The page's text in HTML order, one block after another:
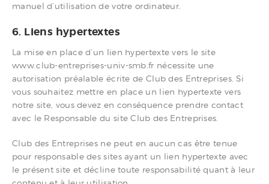
manuel d’utilisation de votre ordinateur.
6. Liens hypertextes
La mise en place d’un lien hypertexte vers le site
www.club-entreprises-univ-smb.fr nécessite une
autorisation préalable écrite de Club des Entreprises. Si
vous souhaitez mettre en place un lien hypertexte vers
notre site, vous devez en conséquence prendre contact
avec le Responsable du site Club des Entreprises.
Club des Entreprises ne peut en aucun cas être tenue
pour responsable des sites ayant un lien hypertexte avec
le présent site et décline toute responsabilité quant à leur